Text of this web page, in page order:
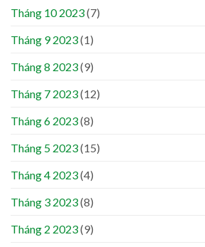
Tháng 10 2023(7)
Tháng 9 2023(1)
Tháng 8 2023(9)
Tháng 7 2023(12)
Tháng 6 2023(8)
Tháng 5 2023(15)
Tháng 4 2023(4)
Tháng 3 2023(8)
Tháng 2 2023(9)